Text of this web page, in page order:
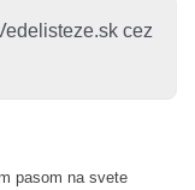
cez
pasom na svete